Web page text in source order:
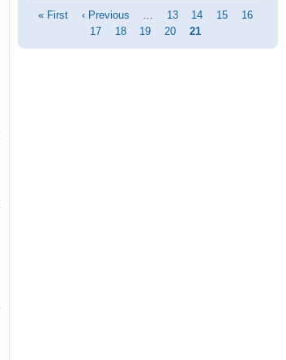
Pagination
First
« First
Previous
page
‹ Previous … Page
13 Page
14 Page
15 Page
16
17
Page
18 Page
19 Page
20
Current
page
21